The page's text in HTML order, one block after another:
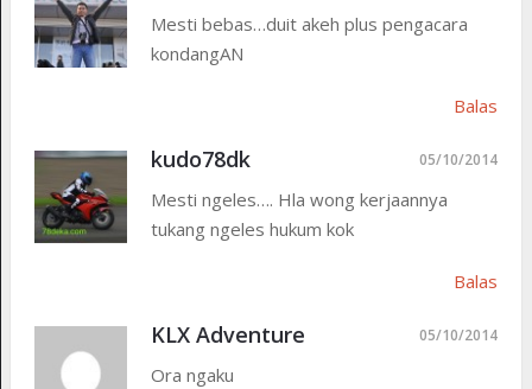
Mesti bebas…duit akeh plus pengacara
kondangAN
Balas
kudo78dk 05/10/2014
Mesti ngeles…. Hla wong kerjaannya
tukang ngeles hukum kok
Balas
KLX Adventure 05/10/2014
Ora ngaku